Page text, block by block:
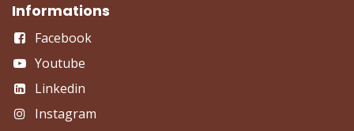
Informations
Facebook
Youtube
Linkedin
Instagram